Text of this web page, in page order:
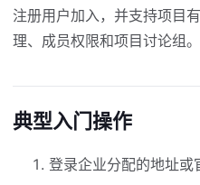
注册用户加入，并支持项目
理、成员权限和项目讨论组。
典型入门操作
登录企业分配的地址或